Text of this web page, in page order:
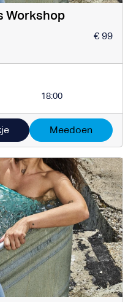
Workshop
€ 99
18:00
Meedoen